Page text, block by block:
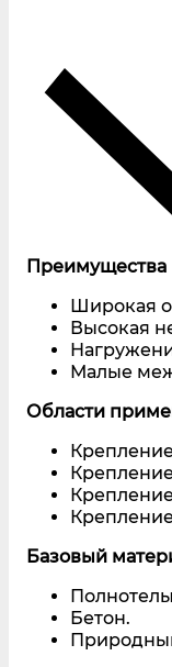
Преимущества
Широкая
Высокая
Малые
Области
Базовый
Бетон.